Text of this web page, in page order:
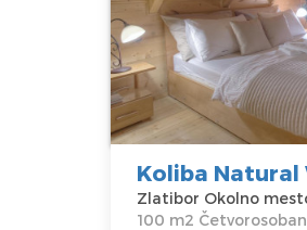
Okolno mesto
Adresa:
Vlaovina BB
Cena
175 €
Koliba Natural
Zlatibor Okolno
100 m2